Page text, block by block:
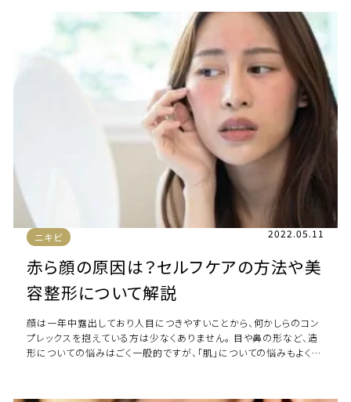
ニキビ 2022.05.11
赤ら顔の原因は？セルフケアの方法や美
容整形について解説
顔は一年中露出しており人目につきやすいことから、何かしらのコン
プレックスを抱えている方は少なくありません。 目や鼻の形など、造
形についての悩みはごく一般的ですが、「肌」についての悩みもよく挙